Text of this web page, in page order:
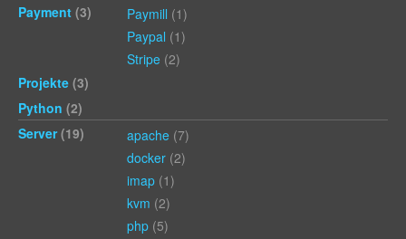
Payment (3) Paymill (1)
Paypal (1)
Stripe (2)
Projekte (3)
Python (2)
Server(19) apache (7)
docker (2)
imap (1)
kvm (2)
php (5)